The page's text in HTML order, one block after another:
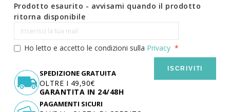
Prodotto esaurito - avvisami quando il prodotto
ritorna disponibile
Ho letto e accetto le condizioni sulla Privacy
ISCRIVITI
SPEDIZIONE GRATUITA
OLTRE I 49,90€
GARANTITA IN 24/48H
PAGAMENTI SICURI